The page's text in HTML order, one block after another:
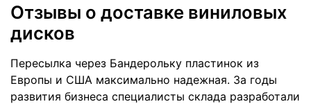
Отзывы о доставке виниловых
дисков
Пересылка через Бандерольку пластинок из
Европы и США максимально надежная. За годы
развития бизнеса специалисты склада разработали